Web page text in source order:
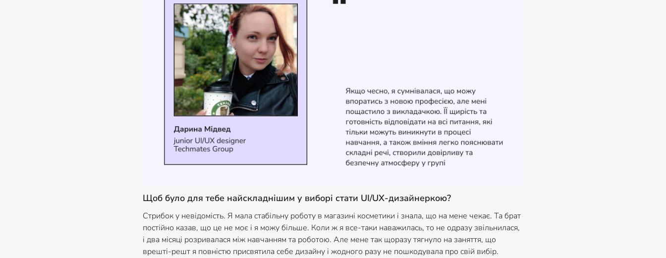
Щоб було для тебе найскладнішим у виборі стати UI/UX-дизайнеркою?
Стрибок у невідомість. Я мала стабільну роботу в магазині косметики і знала, що на мене чекає. Та брат
постійно казав, що це не моє і я можу більше. Коли ж я все-таки наважилась, то не одразу звільнилася,
і два місяці розривалася між навчанням та роботою. Але мене так щоразу тягнуло на заняття, що
врешті-решт я повністю присвятила себе дизайну і жодного разу не пошкодувала про свій вибір.